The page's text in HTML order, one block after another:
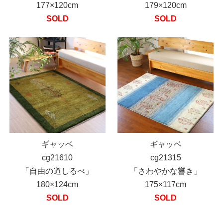
177×120cm
SOLD
179×120cm
SOLD
ギャッベ
cg21610
「自由の道しるべ」
180×124cm
SOLD
ギャッベ
cg21315
「さわやかな響き」
175×117cm
SOLD